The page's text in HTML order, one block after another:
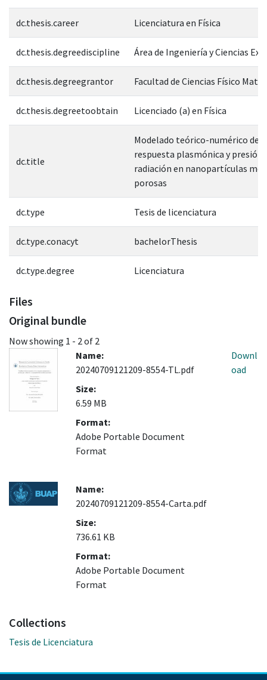
dc.thesis.career Licenciatura en Física
dc.thesis.degreediscipline Área de Ingeniería y Ciencias
dc.thesis.degreegrantor Facultad de Ciencias Físico
dc.thesis.degreetoobtain Licenciado (a) en Física
dc.title
Modelado teórico-numérico de
respuesta plasmónica y presión
radiación en nanopartículas
porosas
dc.type Tesis de licenciatura
dc.type.conacyt bachelorThesis
dc.type.degree Licenciatura
Files
Original bundle
Now showing 1 - 2 of 2
Name:
20240709121209-8554-TL.pdf
Size:
6.59 MB
Format:
Adobe Portable Document
Format
Downl
oad
Name:
20240709121209-8554-Carta.pdf
Size:
736.61 KB
Format:
Adobe Portable Document
Format
Collections
Tesis de Licenciatura